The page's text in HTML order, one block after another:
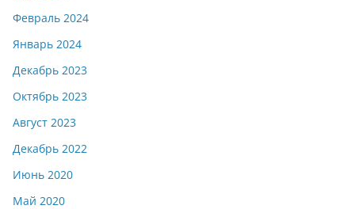
Февраль 2024
Январь 2024
Декабрь 2023
Октябрь 2023
Август 2023
Декабрь 2022
Июнь 2020
Май 2020